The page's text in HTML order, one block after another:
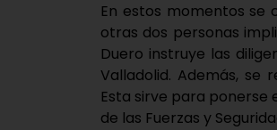
En estos momentos se
otras dos personas
Duero instruye las
Valladolid. Además, se
Esta sirve para
de las Fuerzas y